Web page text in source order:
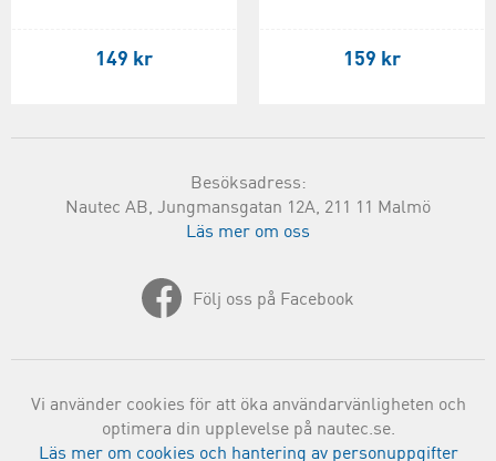
149 kr 159 kr
Besöksadress:
Nautec AB, Jungmansgatan 12A, 211 11 Malmö
Läs mer om oss
Följ oss på Facebook
Vi använder cookies för att öka användarvänligheten och
optimera din upplevelse på nautec.se.
Läs mer om cookies och hantering av personuppgifter